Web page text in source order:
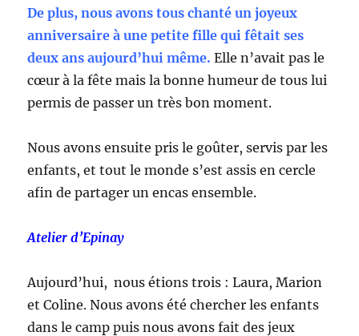
De plus, nous avons tous chanté un joyeux
anniversaire à une petite fille qui fêtait ses
deux ans aujourd’hui même. Elle n’avait pas le
cœur à la fête mais la bonne humeur de tous lui
permis de passer un très bon moment.
Nous avons ensuite pris le goûter, servis par les
enfants, et tout le monde s’est assis en cercle
afin de partager un encas ensemble.
Atelier d’Epinay
Aujourd’hui, nous étions trois : Laura, Marion
et Coline. Nous avons été chercher les enfants
dans le camp puis nous avons fait des jeux